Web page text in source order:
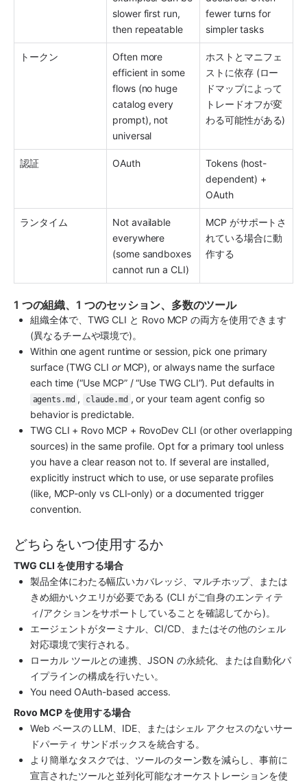
slower first run,
then repeatable
fewer turns for
simpler tasks
トークン
Often more
efficient in some
flows (no huge
catalog every
prompt), not
universal
ホストとマニフェ
ストに依存 (ロー
ドマップによって
トレードオフが変
認証 OAuth
Tokens (host-
dependent) +
OAuth
ランタイム
Not available
everywhere
(some sandboxes
cannot run a CLI)
MCP がサポートさ
れている場合に動
作する
1 つの組織、1 つのセッション、多数のツール
組織全体で、TWG CLI と Rovo MCP の両方を使用できます
(異なるチームや環境で)。
Within one agent runtime or session, pick one primary
surface (TWG CLI or MCP), or always name the surface
agents.md , claude.md , or your team agent config so
behavior is predictable.
TWG CLI + Rovo MCP + RovoDev CLI (or other overlapping
sources) in the same profile. Opt for a primary tool unless
you have a clear reason not to. If several are installed,
explicitly instruct which to use, or use separate profiles
(like, MCP-only vs CLI-only) or a documented trigger
convention.
どちらをいつ使用するか
TWG CLI を使用する場合
製品全体にわたる幅広いカバレッジ、マルチホップ、または
きめ細かいクエリが必要である (CLI がご自身のエンティテ
ィ/アクションをサポートしていることを確認してから)。
エージェントがターミナル、CI/CD、またはその他のシェル
対応環境で実行される。
ローカル ツールとの連携、JSON の永続化、または自動化パ
イプラインの構成を行いたい。
You need OAuth-based access.
Rovo MCP を使用する場合
Web ベースの LLM、IDE、またはシェル アクセスのないサー
ドパーティ サンドボックスを統合する。
より簡単なタスクでは、ツールのターン数を減らし、事前に
宣言されたツールと並列化可能なオーケストレーションを使